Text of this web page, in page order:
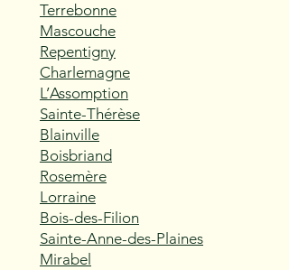
Terrebonne
Mascouche
Repentigny
Charlemagne
L’Assomption
Sainte-Thérèse
Blainville
Boisbriand
Rosemère
Lorraine
Bois-des-Filion
Sainte-Anne-des-Plaines
Mirabel